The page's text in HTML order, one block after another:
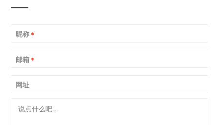
昵称 *
邮箱 *
网址